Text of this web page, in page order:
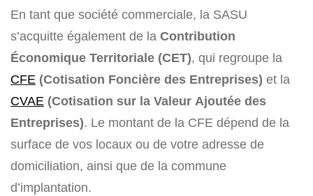
En tant que société commerciale, la SASU
s’acquitte également de la Contribution
Économique Territoriale (CET), qui regroupe la
CFE (Cotisation Foncière des Entreprises) et la
CVAE (Cotisation sur la Valeur Ajoutée des
Entreprises). Le montant de la CFE dépend de la
surface de vos locaux ou de votre adresse de
domiciliation, ainsi que de la commune
d’implantation.